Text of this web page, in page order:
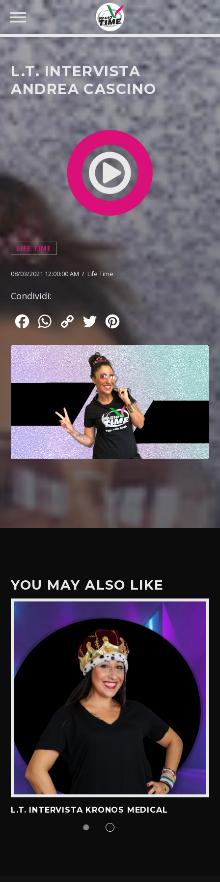
CERCA NEL SITO WEB:
L.T. INTERVISTA
ANDREA CASCINO
LIFE TIME
08/03/2021 12:00:00 AM / Life Time
Condividi:
FacebookWhatsApp
Copy
Twitter
YOU MAY ALSO LIKE
L.T. INTERVISTA KRONOS MEDICAL